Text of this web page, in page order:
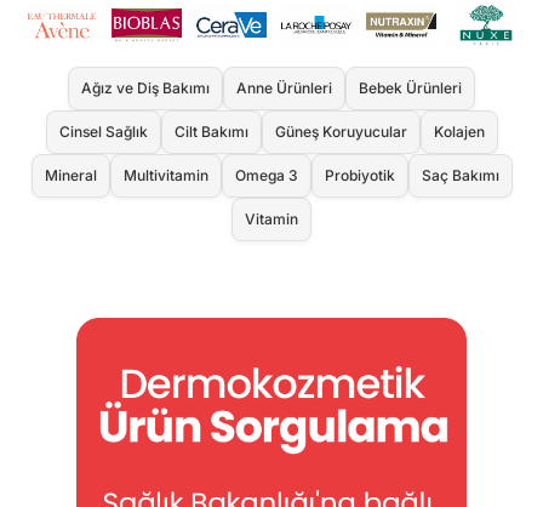
Ağız ve Diş Bakımı Anne Ürünleri Bebek Ürünleri
Cinsel Sağlık Cilt Bakımı Güneş Koruyucular Kolajen
Mineral Multivitamin Omega 3 Probiyotik Saç Bakımı
Vitamin